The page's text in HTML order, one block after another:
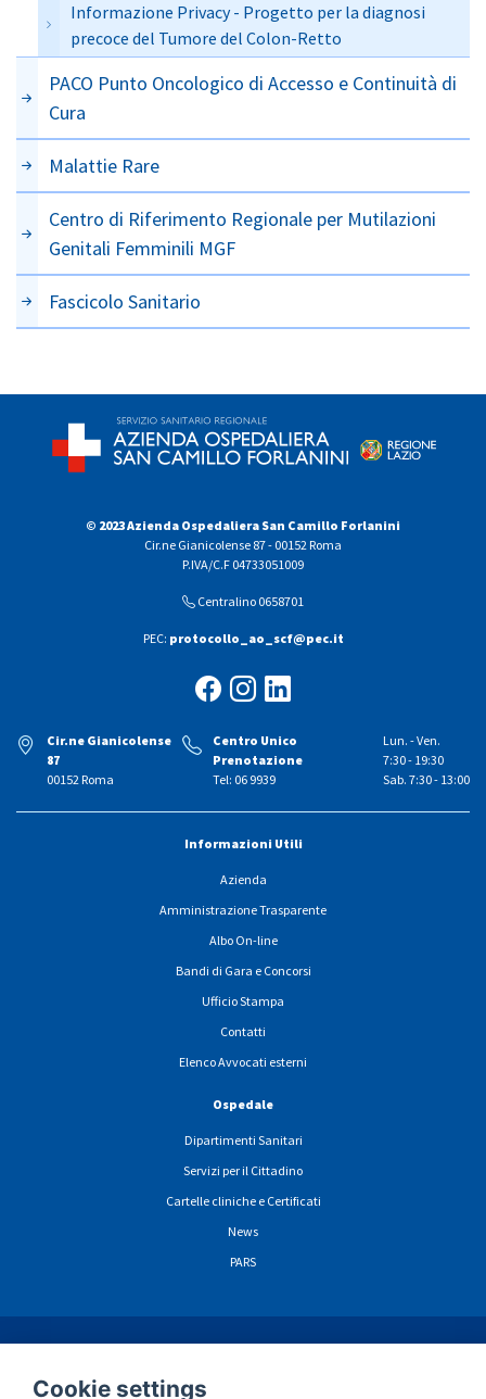
Informazione Privacy - Progetto per la diagnosi
precoce del Tumore del Colon-Retto
PACO Punto Oncologico di Accesso e Continuità di
Cura
Malattie Rare
Centro di Riferimento Regionale per Mutilazioni
Genitali Femminili MGF
Fascicolo Sanitario
© 2023 Azienda Ospedaliera San Camillo Forlanini
Cir.ne Gianicolense 87 - 00152 Roma
P.IVA/C.F 04733051009
Centralino 0658701
PEC: protocollo_ao_scf@pec.it
Cir.ne Gianicolense
87
00152 Roma
Centro Unico
Prenotazione
Tel: 06 9939
Lun. - Ven.
7:30 - 19:30
Sab. 7:30 - 13:00
Informazioni Utili
Azienda
Amministrazione Trasparente
Albo On-line
Bandi di Gara e Concorsi
Ufficio Stampa
Contatti
Elenco Avvocati esterni
Ospedale
Dipartimenti Sanitari
Servizi per il Cittadino
Cartelle cliniche e Certificati
News
PARS
Cookie settings